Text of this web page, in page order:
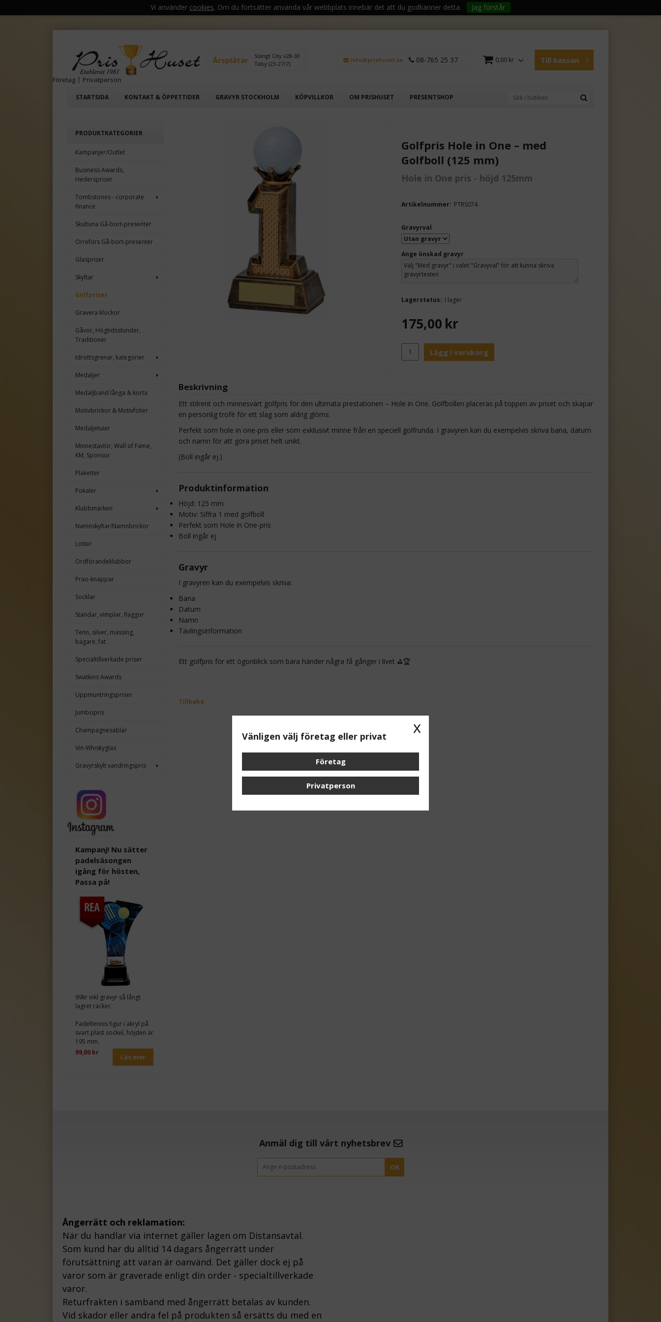
Vi använder cookies. Om du fortsätter använda vår webbplats innebär det att du godkänner detta. Jag förstår
Årsplåtar
Stängt City v28-30
Täby (23-27/7)
info@prishuset.se 08-765 25 37 0,00 kr Till kassan
STARTSIDA KONTAKT & ÖPPETTIDER GRAVYR STOCKHOLM KÖPVILLKOR OM PRISHUSET PRESENTSHOP
Företag | Privatperson
PRODUKTKATEGORIER
Kampanjer/Outlet
Business Awards,
Hederspriser
Tombstones - corporate
finance
Skultuna Gå-bort-presenter
Orrefors Gå-bort-presenter
Glaspriser
Skyltar
Golfpriser
Gravera klockor
Gåvor, Högtidsstunder,
Traditioner
Idrottsgrenar, kategorier
Medaljer
Medaljband långa & korta
Motivbrickor & Motivfolier
Medaljetuier
Minnestavlor, Wall of Fame,
KM, Sponsor
Plaketter
Pokaler
Klubbmärken
Namnskyltar/Namnbrickor
Lotter
Ordförandeklubbor
Prao-knappar
Socklar
Standar, vimplar, flaggor
Tenn, silver, mässing,
bägare, fat
Specialtillverkade priser
Swatkins Awards
Uppmuntringspriser
Jumbopris
Champagnesablar
Vin-Whiskyglas
Gravyrskylt vandringspris
Kampanj! Nu sätter
padelsäsongen
igång för hösten,
Passa på!
99kr inkl gravyr så långt
lagret räcker.
Padeltennis figur i akryl på
svart plast sockel, höjden är
195 mm.
99,00 kr
Läs mer
Golfpris Hole in One – med
Golfboll (125 mm)
Hole in One pris - höjd 125mm
Artikelnummer: PTRS074
Gravyrval
Ange önskad gravyr
Lagerstatus: I lager
175,00 kr
Lägg i varukorg
Beskrivning
Ett stilrent och minnesvärt golfpris för den ultimata prestationen – Hole in One. Golfbollen placeras på toppen av priset och skapar
en personlig trofé för ett slag som aldrig glöms.
Perfekt som hole in one-pris eller som exklusivt minne från en speciell golfrunda. I gravyren kan du exempelvis skriva bana, datum
och namn för att göra priset helt unikt.
(Boll ingår ej.)
Produktinformation
Höjd: 125 mm
Motiv: Siffra 1 med golfboll
Perfekt som Hole in One-pris
Boll ingår ej
Gravyr
I gravyren kan du exempelvis skriva:
Bana
Datum
Namn
Tävlingsinformation
Ett golfpris för ett ögonblick som bara händer några få gånger i livet ⛳🏆
Tillbaka
Anmäl dig till vårt nyhetsbrev
OK
Ångerrätt och reklamation:
När du handlar via internet gäller lagen om Distansavtal.
Som kund har du alltid 14 dagars ångerrätt under
förutsättning att varan är oanvänd. Det gäller dock ej på
varor som är graverade enligt din order - specialtillverkade
varor.
Returfrakten i samband med ångerrätt betalas av kunden.
Vid skador eller andra fel på produkten så ersätts du med en
x
Vänligen välj företag eller privat
Företag
Privatperson